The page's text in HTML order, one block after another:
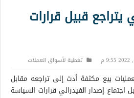
يتراجع قبيل قرارات
تغطية لأسواق العملات
بيع مكثفة أدت إلى تراجعه مقابل
اجتماع إصدار الفيدرالي قرارات السياسة